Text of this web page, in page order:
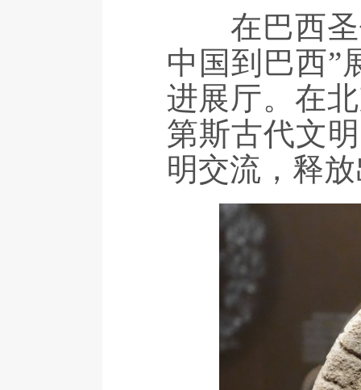
在巴西圣
中国到巴西”
进展厅。在
第斯古代文
明交流，释